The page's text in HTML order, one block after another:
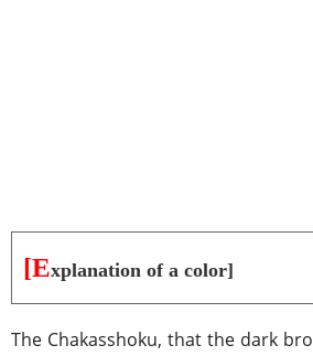
[Explanation of a color]
The Chakasshoku, that the dark